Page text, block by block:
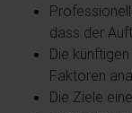
dass der
Die
Faktoren
Die Ziele